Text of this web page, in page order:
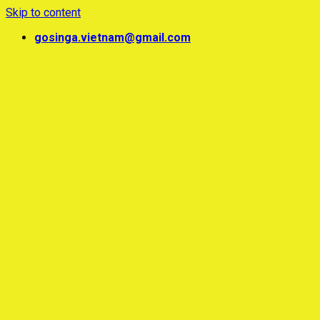
Skip to content
gosinga.vietnam@gmail.com